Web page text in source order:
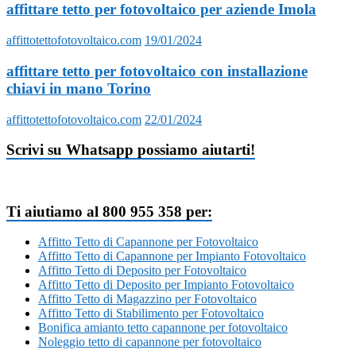
affittare tetto per fotovoltaico per aziende Imola
affittotettofotovoltaico.com 19/01/2024
affittare tetto per fotovoltaico con installazione
chiavi in mano Torino
affittotettofotovoltaico.com 22/01/2024
Scrivi su Whatsapp possiamo aiutarti!
Ti aiutiamo al 800 955 358 per:
Affitto Tetto di Capannone per Fotovoltaico
Affitto Tetto di Capannone per Impianto Fotovoltaico
Affitto Tetto di Deposito per Fotovoltaico
Affitto Tetto di Deposito per Impianto Fotovoltaico
Affitto Tetto di Magazzino per Fotovoltaico
Affitto Tetto di Stabilimento per Fotovoltaico
Bonifica amianto tetto capannone per fotovoltaico
Noleggio tetto di capannone per fotovoltaico